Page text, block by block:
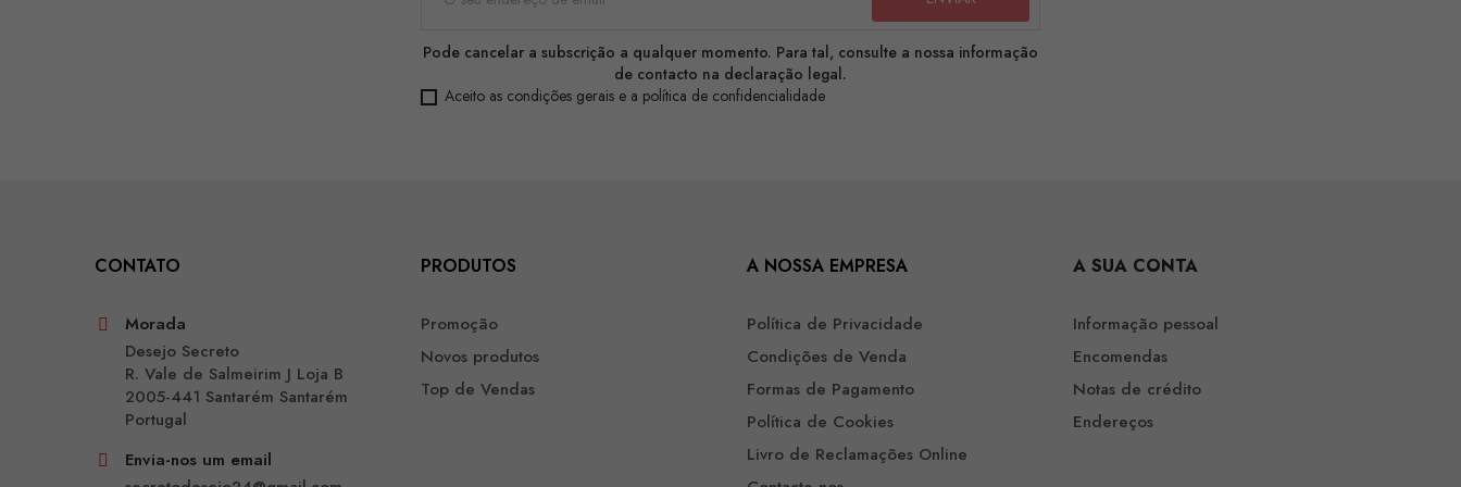
Pode cancelar a subscrição a qualquer momento. Para tal, consulte a nossa informação
de contacto na declaração legal.
Aceito as condições gerais e a política de confidencialidade
CONTATO
Morada
Desejo Secreto
R. Vale de Salmeirim J Loja B
2005-441 Santarém Santarém
Portugal
Envia-nos um email
PRODUTOS
Promoção
Novos produtos
Top de Vendas
A NOSSA EMPRESA
Política de Privacidade
Condições de Venda
Formas de Pagamento
Política de Cookies
Livro de Reclamações Online
A SUA CONTA
Informação pessoal
Encomendas
Notas de crédito
Endereços